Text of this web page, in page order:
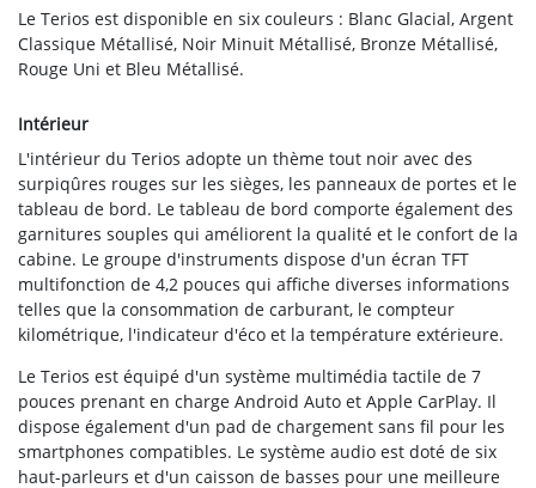
Le Terios est disponible en six couleurs : Blanc Glacial, Argent
Classique Métallisé, Noir Minuit Métallisé, Bronze Métallisé,
Rouge Uni et Bleu Métallisé.
Intérieur
L'intérieur du Terios adopte un thème tout noir avec des
surpiqûres rouges sur les sièges, les panneaux de portes et le
tableau de bord. Le tableau de bord comporte également des
garnitures souples qui améliorent la qualité et le confort de la
cabine. Le groupe d'instruments dispose d'un écran TFT
multifonction de 4,2 pouces qui affiche diverses informations
telles que la consommation de carburant, le compteur
kilométrique, l'indicateur d'éco et la température extérieure.
Le Terios est équipé d'un système multimédia tactile de 7
pouces prenant en charge Android Auto et Apple CarPlay. Il
dispose également d'un pad de chargement sans fil pour les
smartphones compatibles. Le système audio est doté de six
haut-parleurs et d'un caisson de basses pour une meilleure